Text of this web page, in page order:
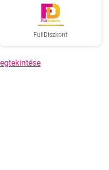
FullDiszkont